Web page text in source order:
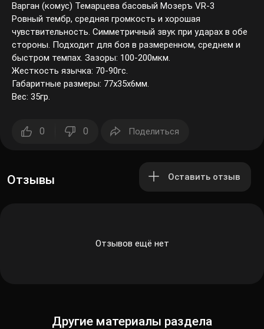
Варган (комус) Темарцева басовый Мозеръ VR-3
Ровный тембр, средняя громкость и хорошая
чувствительность. Симметричный звук при ударах в обе
стороны. Подходит для боя в размеренном, среднем и
быстром темпах. Зазоры: 100-200мкм.
Жесткость язычка: 70-90гс.
Габаритные размеры: 77x35x6мм.
Вес: 35гр.
0 0 Поделиться
Отзывы Оставить отзыв
Отзывов ещё нет
Другие материалы раздела